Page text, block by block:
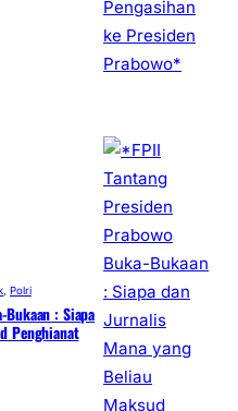
Polri
Bukaan : Siapa
Penghianat